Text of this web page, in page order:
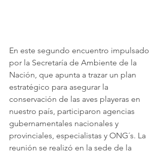
En este segundo encuentro impulsado
por la Secretaría de Ambiente de la
Nación, que apunta a trazar un plan
estratégico para asegurar la
conservación de las aves playeras en
nuestro país, participaron agencias
gubernamentales nacionales y
provinciales, especialistas y ONG´s. La
reunión se realizó en la sede de la